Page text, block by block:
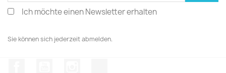
Ich möchte einen Newsletter erhalten
Sie können sich jederzeit abmelden.